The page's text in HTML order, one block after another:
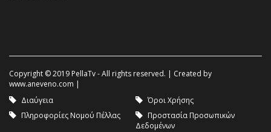
Copyright © 2019 PellaTv - All rights reserved. | Created by
www.aneveno.com |
Διαύγεια
Όροι Χρήσης
Πληροφορίες Νομού Πέλλας
Προστασία Προσωπικών
Δεδομένων